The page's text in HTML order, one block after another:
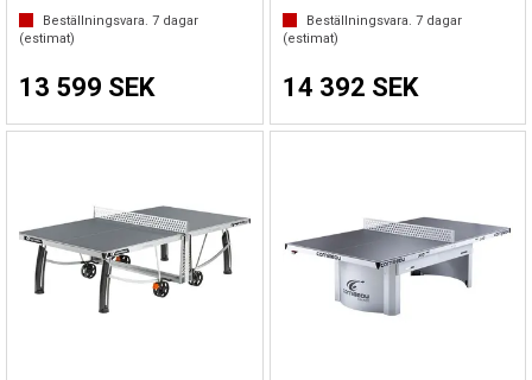
Beställningsvara. 7 dagar
(estimat)
13 599 SEK
Beställningsvara. 7dagar
(estimat)
14 392 SEK